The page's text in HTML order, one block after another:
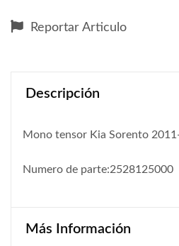
Reportar Articulo
Descripción
Mono tensor Kia Sorento
Numero de parte:2528125000
Más Información